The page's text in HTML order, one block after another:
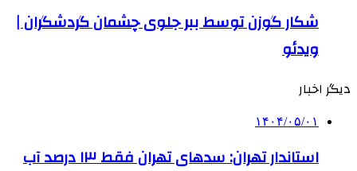
شکار گوزن توسط ببر جلوی چشمان گردشگران |
ویدئو
دیگر اخبار
۱۴۰۴/۰۵/۰۱
استاندار تهران: سدهای تهران فقط ۱۳ درصد آب